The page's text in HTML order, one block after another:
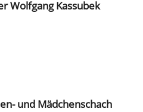
Wolfgang Kassubek
und Mädchenschach